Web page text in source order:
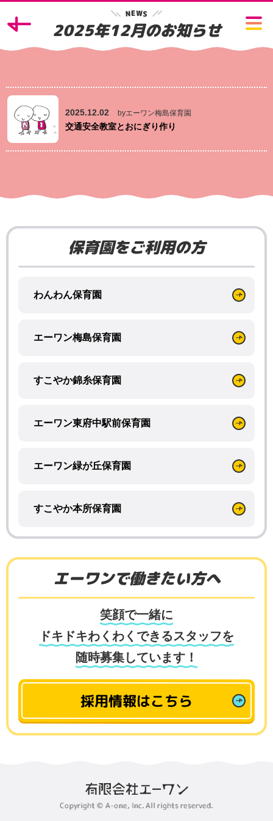
NEWS
2025年12月のお知らせ
2025.12.02 byエーワン梅島保育園
交通安全教室とおにぎり作り
保育園をご利用の方
わんわん保育園
エーワン梅島保育園
すこやか錦糸保育園
エーワン東府中駅前保育園
エーワン緑が丘保育園
すこやか本所保育園
エーワンで働きたい方へ
笑顔で一緒に
ドキドキわくわくできるスタッフを
随時募集しています！
採用情報はこちら
Copyright © A-one, Inc. All rights reserved.